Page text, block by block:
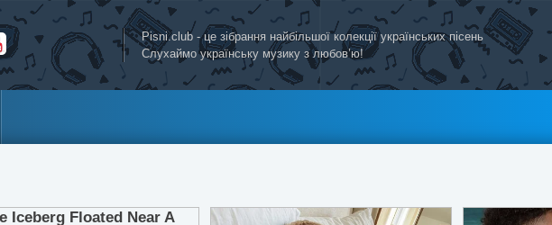
Pisni.club - це зібрання найбільшої колекції українських пісень
Слухаймо українську музику з любов’ю!